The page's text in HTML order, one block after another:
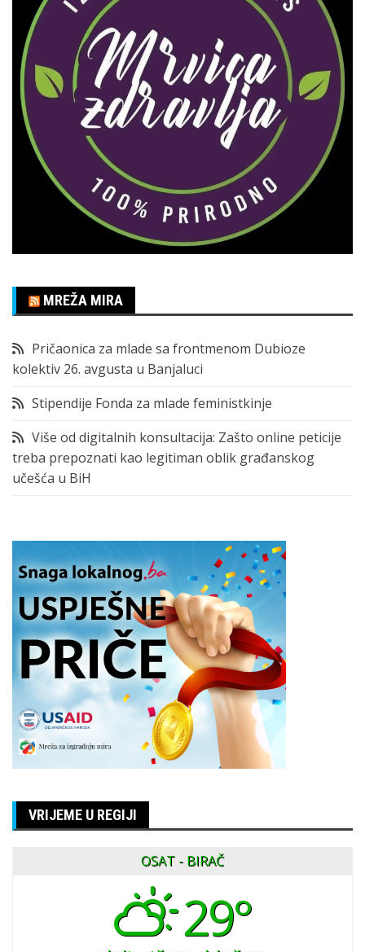
MREŽA MIRA
Pričaonica za mlade sa frontmenom Dubioze
kolektiv 26. avgusta u Banjaluci
Stipendije Fonda za mlade feministkinje
Više od digitalnih konsultacija: Zašto online peticije
treba prepoznati kao legitiman oblik građanskog
učešća u BiH
VRIJEME U REGIJI
OSAT - BIRAČ
29°